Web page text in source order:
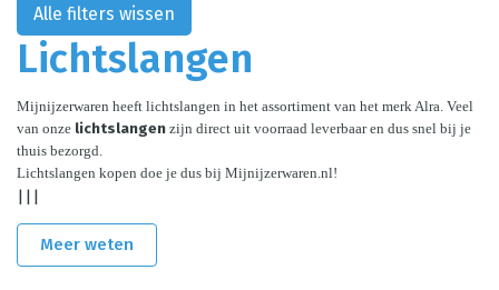
Lichtslangen
Mijnijzerwaren heeft lichtslangen in het assortiment van het merk Alra. Veel
van onze lichtslangen zijn direct uit voorraad leverbaar en dus snel bij je
thuis bezorgd.
Lichtslangen kopen doe je dus bij Mijnijzerwaren.nl!
|||
Meer weten
Alle filters wissen